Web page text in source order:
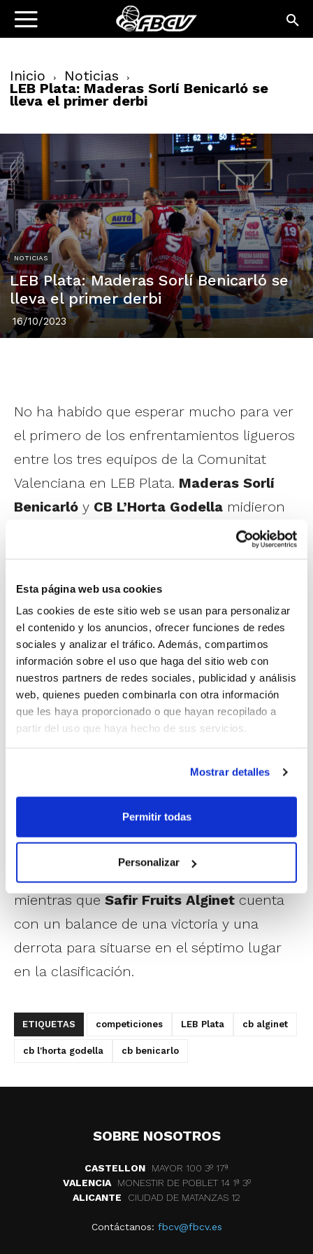
Esta página web usa cookies
Las cookies de este sitio web se usan para personalizar
el contenido y los anuncios, ofrecer funciones de redes
sociales y analizar el tráfico. Además, compartimos
información sobre el uso que haga del sitio web con
nuestros partners de redes sociales, publicidad y análisis
web, quienes pueden combinarla con otra información
que les haya proporcionado o que hayan recopilado a
partir del uso que haya hecho de sus servicios.
Mostrar detalles
Permitir todas
Personalizar
Inicio Noticias
LEB Plata: Maderas Sorlí Benicarló se
lleva el primer derbi
NOTICIAS
LEB Plata: Maderas Sorlí Benicarló se
lleva el primer derbi
16/10/2023
No ha habido que esperar mucho para ver
el primero de los enfrentamientos ligueros
entre los tres equipos de la Comunitat
Valenciana en LEB Plata. Maderas Sorlí
Benicarló y CB L’Horta Godella midieron
sus fuerzas sobre la pista del Pabellón
Tras un primer periodo muy igualado, los
locales abrieron distancias y ya en la
segunda mitad certificaron la victoria ante
un CB L’Horta Godella que siempre estuvo
en la pelea por el triunfo de la Jornada 2
de LEB Plata.
para los castellonenses, que ocupan así la
tercera posición de la tabla clasificatoria. El
domicilio el próximo fin de semana,
mientras que Safir Fruits Alginet cuenta
con un balance de una victoria y una
derrota para situarse en el séptimo lugar
en la clasificación.
ETIQUETAS competiciones LEB Plata cb alginet
cb l'horta godella cb benicarlo
SOBRE NOSOTROS
CASTELLON
MAYOR 100 3º 17ª
VALENCIA
MONESTIR DE POBLET 14 1ª 3º
ALICANTE
CIUDAD DE MATANZAS 12
Contáctanos: fbcv@fbcv.es